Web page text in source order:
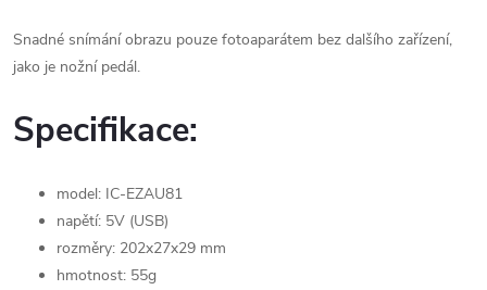
Snadné snímání obrazu pouze fotoaparátem bez dalšího zařízení,
jako je nožní pedál.
Specifikace:
model: IC-EZAU81
napětí: 5V (USB)
rozměry: 202x27x29 mm
hmotnost: 55g